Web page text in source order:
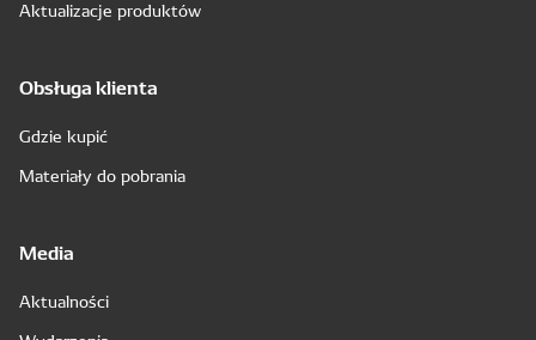
Aktualizacje produktów
Obsługa klienta
Gdzie kupić
Materiały do pobrania
Media
Aktualności